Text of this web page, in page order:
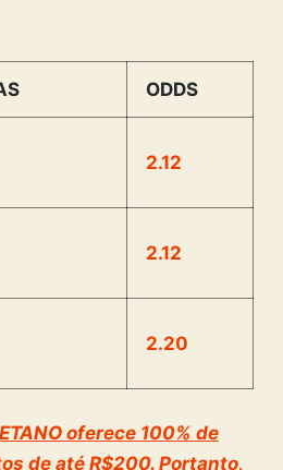
ODDS
2.12
2.12
2.20
oferece 100% de
de até R$200. Portanto,